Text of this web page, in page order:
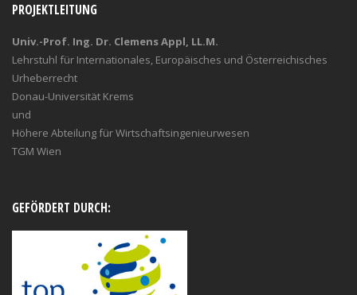
PROJEKTLEITUNG
Univ.-Prof. Ing. Dr. Clemens Appl, LL.M.
Lehrstuhl für Internationales, Europäisches und Österreichisches
Urheberrecht
Donau-Universität Krems
und
Höhere Abteilung für Wirtschaftsingenieurwesen
TGM Wien
GEFÖRDERT DURCH: